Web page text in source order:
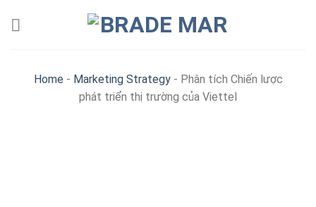
Home - Marketing Strategy- Phân tích Chiến lược
phát triển thị trường của Viettel